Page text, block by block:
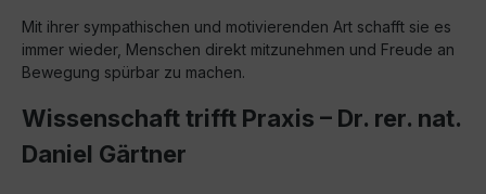
Mit ihrer sympathischen und motivierenden Art schafft sie es
immer wieder, Menschen direkt mitzunehmen und Freude an
Bewegung spürbar zu machen.
Wissenschaft trifft Praxis – Dr. rer. nat.
Daniel Gärtner